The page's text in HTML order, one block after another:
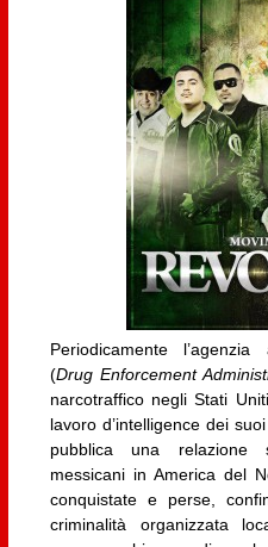
Periodicamente
(Drug Enforcement
narcotraffico negli Stati
lavoro d’intelligence dei
pubblica una relazione
messicani in America del
conquistate e perse,
criminalità organizzata